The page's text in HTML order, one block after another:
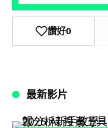
讚好0
最新影片